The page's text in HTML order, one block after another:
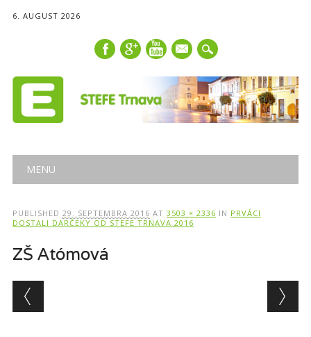
6. AUGUST 2026
mail
Main menu
MENU
PUBLISHED 29. SEPTEMBRA 2016 AT 3503 × 2336 IN PRVÁCI
DOSTALI DARČEKY OD STEFE TRNAVA 2016
ZŠ Atómová